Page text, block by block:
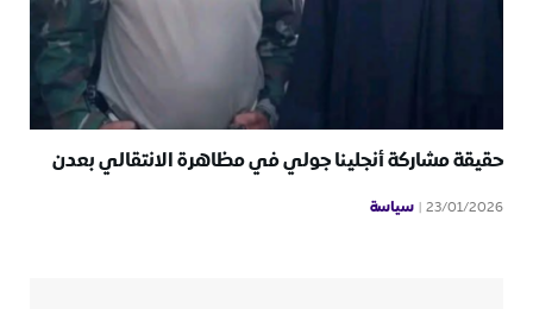
حقيقة مشاركة أنجلينا جولي في مظاهرة الانتقالي بعدن
23/01/2026 سياسة